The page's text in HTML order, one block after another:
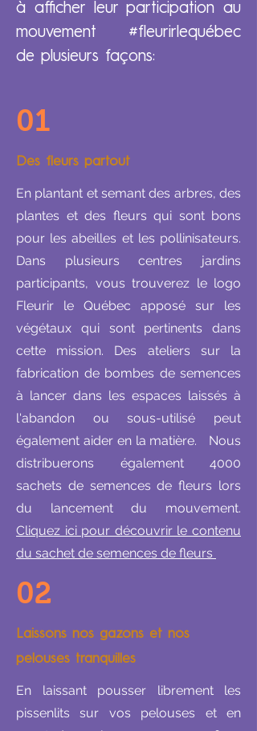
à afficher leur participation au
mouvement #fleurirlequébec
de plusieurs façons:
01
Des fleurs partout
En plantant et semant des arbres, des
plantes et des fleurs qui sont bons
pour les abeilles et les pollinisateurs.
Dans plusieurs centres jardins
participants, vous trouverez le logo
Fleurir le Québec apposé sur les
végétaux qui sont pertinents dans
cette mission. Des ateliers sur la
fabrication de bombes de semences
à lancer dans les espaces laissés à
l'abandon ou sous-utilisé peut
également aider en la matière. Nous
distribuerons également 4000
sachets de semences de fleurs lors
du lancement du mouvement.
Cliquez ici pour découvrir le contenu
du sachet de semences de fleurs
02
Laissons nos gazons et nos
pelouses tranquilles
En laissant pousser librement les
pissenlits sur vos pelouses et en